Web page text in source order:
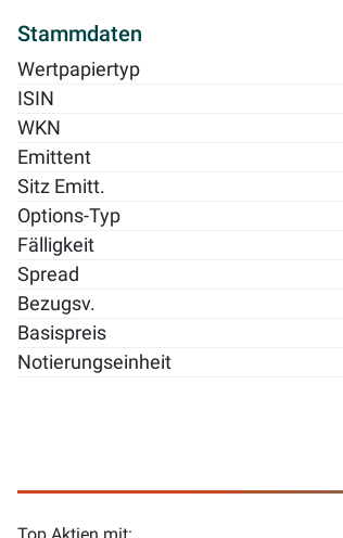
Stammdaten
Wertpapiertyp
ISIN
WKN
Emittent
Sitz Emitt.
Options-Typ
Fälligkeit
Spread
Bezugsv.
Basispreis
Notierungseinheit